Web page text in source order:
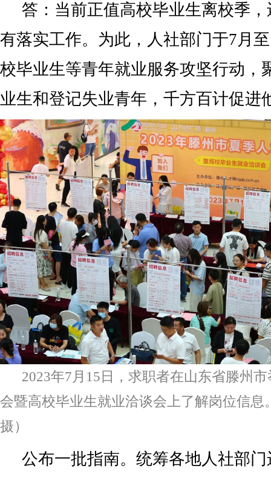
答：当前正值高校毕业生离校季
有落实工作。为此，人社部门于7月
校毕业生等青年就业服务攻坚行动，
业生和登记失业青年，千方百计促进
2023年7月15日，求职者在山东省滕州
会暨高校毕业生就业洽谈会上了解岗位信息
摄）
公布一批指南。统筹各地人社部